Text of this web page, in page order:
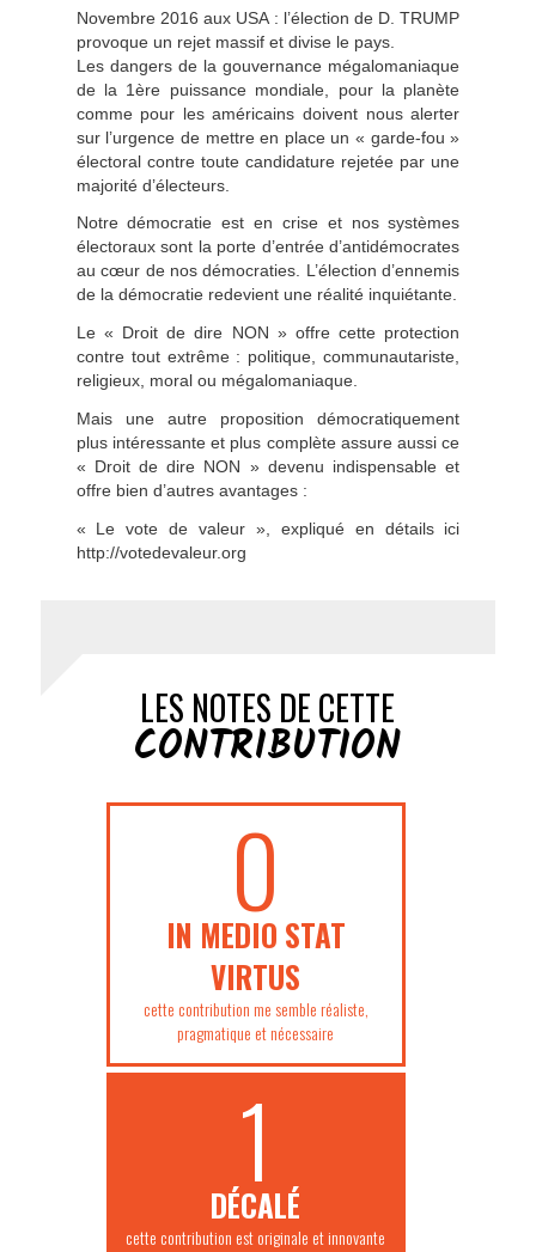
Novembre 2016 aux USA : l’élection de D. TRUMP
provoque un rejet massif et divise le pays.
Les dangers de la gouvernance mégalomaniaque
de la 1ère puissance mondiale, pour la planète
comme pour les américains doivent nous alerter
sur l’urgence de mettre en place un « garde-fou »
électoral contre toute candidature rejetée par une
majorité d’électeurs.
Notre démocratie est en crise et nos systèmes
électoraux sont la porte d’entrée d’antidémocrates
au cœur de nos démocraties. L’élection d’ennemis
de la démocratie redevient une réalité inquiétante.
Le « Droit de dire NON » offre cette protection
contre tout extrême : politique, communautariste,
religieux, moral ou mégalomaniaque.
Mais une autre proposition démocratiquement
plus intéressante et plus complète assure aussi ce
« Droit de dire NON » devenu indispensable et
offre bien d’autres avantages :
« Le vote de valeur », expliqué en détails ici
http://votedevaleur.org
LES NOTES DE CETTE
CONTRIBUTION
0
IN MEDIO STAT
VIRTUS
cette contribution me semble réaliste,
pragmatique et nécessaire
1
DÉCALÉ
cette contribution est originale et innovante